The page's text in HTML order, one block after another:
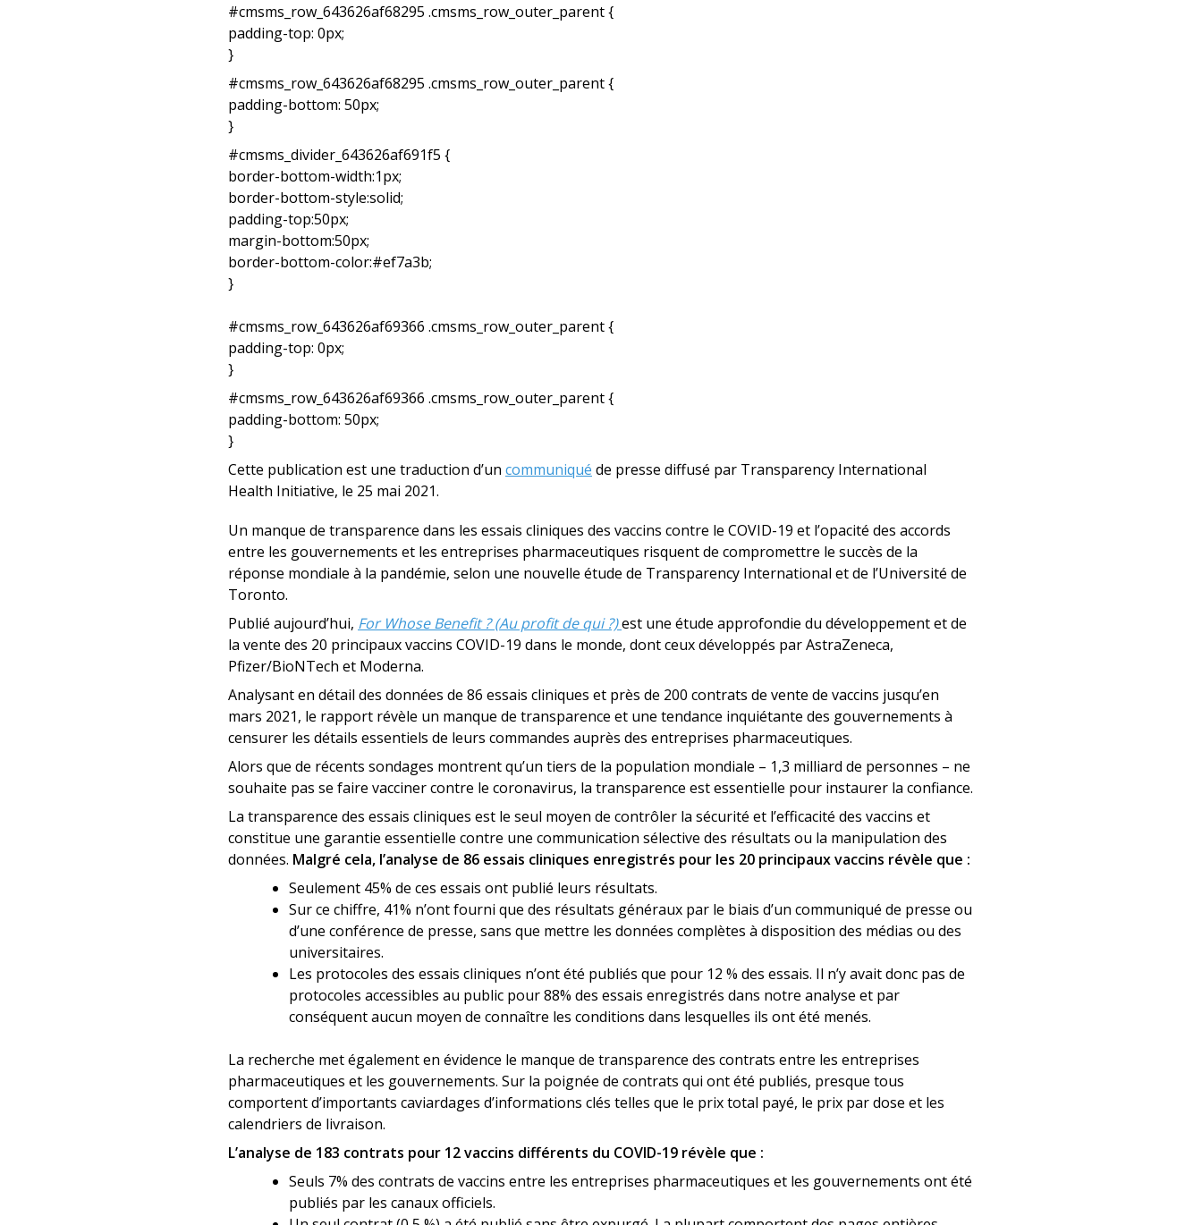
#cmsms_row_643626af68295 .cmsms_row_outer_parent {
padding-top: 0px;
}
#cmsms_row_643626af68295 .cmsms_row_outer_parent {
padding-bottom: 50px;
}
#cmsms_divider_643626af691f5 {
border-bottom-width:1px;
border-bottom-style:solid;
padding-top:50px;
margin-bottom:50px;
border-bottom-color:#ef7a3b;
}
#cmsms_row_643626af69366 .cmsms_row_outer_parent {
padding-top: 0px;
}
#cmsms_row_643626af69366 .cmsms_row_outer_parent {
padding-bottom: 50px;
}
Cette publication est une traduction d’un communiqué de presse diffusé par Transparency International
Health Initiative, le 25 mai 2021.
Un manque de transparence dans les essais cliniques des vaccins contre le COVID-19 et l’opacité des accords
entre les gouvernements et les entreprises pharmaceutiques risquent de compromettre le succès de la
réponse mondiale à la pandémie, selon une nouvelle étude de Transparency International et de l’Université de
Toronto.
Publié aujourd’hui, For Whose Benefit ? (Au profit de qui ?)est une étude approfondie du développement et de
la vente des 20 principaux vaccins COVID-19 dans le monde, dont ceux développés par AstraZeneca,
Pfizer/BioNTech et Moderna.
Analysant en détail des données de 86 essais cliniques et près de 200 contrats de vente de vaccins jusqu’en
mars 2021, le rapport révèle un manque de transparence et une tendance inquiétante des gouvernements à
censurer les détails essentiels de leurs commandes auprès des entreprises pharmaceutiques.
Alors que de récents sondages montrent qu’un tiers de la population mondiale – 1,3 milliard de personnes – ne
souhaite pas se faire vacciner contre le coronavirus, la transparence est essentielle pour instaurer la confiance.
La transparence des essais cliniques est le seul moyen de contrôler la sécurité et l’efficacité des vaccins et
constitue une garantie essentielle contre une communication sélective des résultats ou la manipulation des
données. Malgré cela, l’analyse de 86 essais cliniques enregistrés pour les 20 principaux vaccins révèle que :
Seulement 45% de ces essais ont publié leurs résultats.
Sur ce chiffre, 41% n’ont fourni que des résultats généraux par le biais d’un communiqué de presse ou
d’une conférence de presse, sans que mettre les données complètes à disposition des médias ou des
universitaires.
Les protocoles des essais cliniques n’ont été publiés que pour 12 % des essais. Il n’y avait donc pas de
protocoles accessibles au public pour 88% des essais enregistrés dans notre analyse et par
conséquent aucun moyen de connaître les conditions dans lesquelles ils ont été menés.
La recherche met également en évidence le manque de transparence des contrats entre les entreprises
pharmaceutiques et les gouvernements. Sur la poignée de contrats qui ont été publiés, presque tous
comportent d’importants caviardages d’informations clés telles que le prix total payé, le prix par dose et les
calendriers de livraison.
L’analyse de 183 contrats pour 12 vaccins différents du COVID-19 révèle que :
Seuls 7% des contrats de vaccins entre les entreprises pharmaceutiques et les gouvernements ont été
publiés par les canaux officiels.